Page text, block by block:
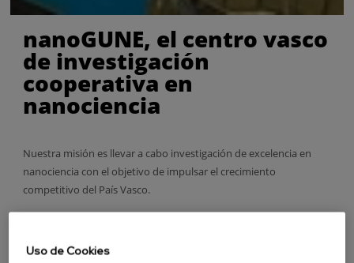
nanoGUNE, el centro vasco
de investigación
cooperativa en
nanociencia
Nuestra misión es llevar a cabo investigación de excelencia en
nanociencia con el objetivo de impulsar el crecimiento
competitivo del País Vasco.
millonésima parte de un milímetro. El comportamiento de la
Uso de Cookies